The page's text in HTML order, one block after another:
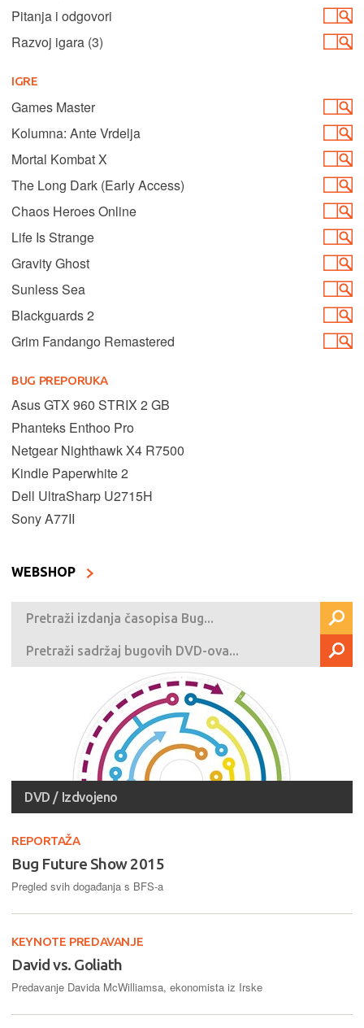
Pitanja i odgovori
Razvoj igara (3)
IGRE
Games Master
Kolumna: Ante Vrdelja
Mortal Kombat X
The Long Dark (Early Access)
Chaos Heroes Online
Life Is Strange
Gravity Ghost
Sunless Sea
Blackguards 2
Grim Fandango Remastered
BUG PREPORUKA
Asus GTX 960 STRIX 2 GB
Phanteks Enthoo Pro
Netgear Nighthawk X4 R7500
Kindle Paperwhite 2
Dell UltraSharp U2715H
Sony A77II
WEBSHOP
DVD / Izdvojeno
REPORTAŽA
Bug Future Show 2015
Pregled svih događanja s BFS-a
KEYNOTE PREDAVANJE
David vs. Goliath
Predavanje Davida McWilliamsa, ekonomista iz Irske